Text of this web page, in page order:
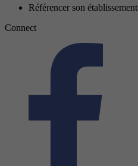
Référencer son établissement
Connect